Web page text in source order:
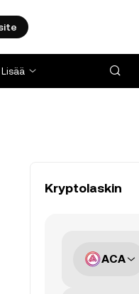
Lisää
Kryptolaskin
ACA